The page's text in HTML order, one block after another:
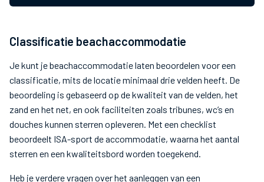
Classificatie beachaccommodatie
Je kunt je beachaccommodatie laten beoordelen voor een
classificatie, mits de locatie minimaal drie velden heeft. De
beoordeling is gebaseerd op de kwaliteit van de velden, het
zand en het net, en ook faciliteiten zoals tribunes, wc’s en
douches kunnen sterren opleveren. Met een checklist
beoordeelt ISA-sport de accommodatie, waarna het aantal
sterren en een kwaliteitsbord worden toegekend.
Heb je verdere vragen over het aanleggen van een